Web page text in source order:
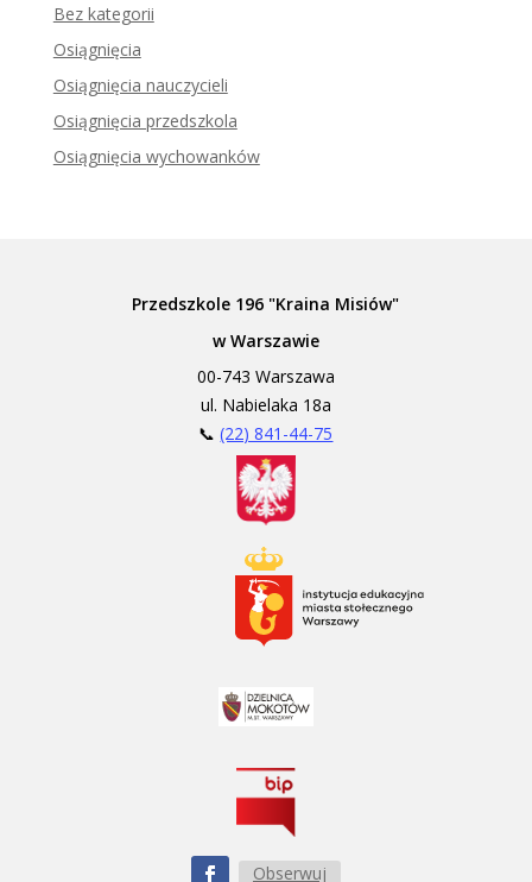
Bez kategorii
Osiągnięcia
Osiągnięcia nauczycieli
Osiągnięcia przedszkola
Osiągnięcia wychowanków
Przedszkole 196 "Kraina Misiów"
w Warszawie
00-743 Warszawa
ul. Nabielaka 18a
📞(22) 841-44-75
Obserwuj